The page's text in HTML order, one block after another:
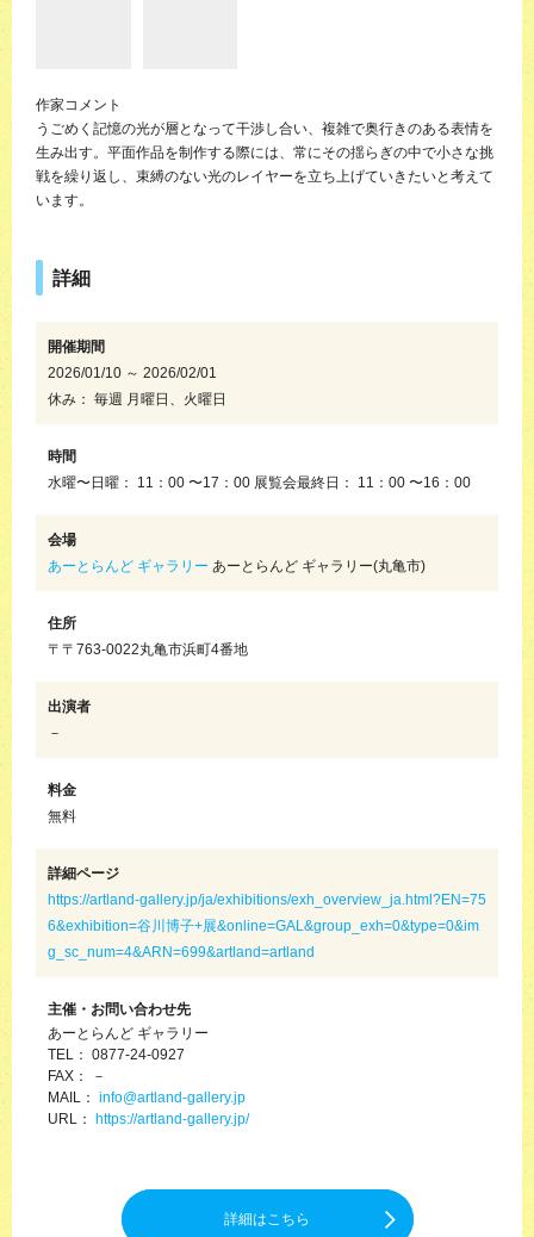
作家コメント
うごめく記憶の光が層となって干渉し合い、複雑で奥行きのある表情を
生み出す。平面作品を制作する際には、常にその揺らぎの中で小さな挑
戦を繰り返し、束縛のない光のレイヤーを立ち上げていきたいと考えて
います。
詳細
開催期間
2026/01/10 ～ 2026/02/01
休み： 毎週 月曜日、火曜日
時間
水曜〜日曜： 11：00 〜17：00 展覧会最終日： 11：00 〜16：00
会場
あーとらんど ギャラリー あーとらんど ギャラリー(丸亀市)
住所
〒〒763-0022丸亀市浜町4番地
出演者
－
料金
無料
詳細ページ
https://artland-gallery.jp/ja/exhibitions/exh_overview_ja.html?EN=75
6&exhibition=谷川博子+展&online=GAL&group_exh=0&type=0&im
g_sc_num=4&ARN=699&artland=artland
主催・お問い合わせ先
あーとらんど ギャラリー
TEL： 0877-24-0927
FAX： －
MAIL： info@artland-gallery.jp
URL： https://artland-gallery.jp/
詳細はこちら